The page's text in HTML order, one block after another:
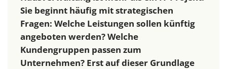
Sie beginnt häufig mit strategischen
Fragen: Welche Leistungen sollen künftig
angeboten werden? Welche
Kundengruppen passen zum
Unternehmen? Erst auf dieser Grundlage